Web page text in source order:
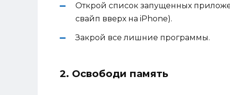
Открой список запущенных
свайп вверх на iPhone).
Закрой все лишние программы.
2. Освободи память